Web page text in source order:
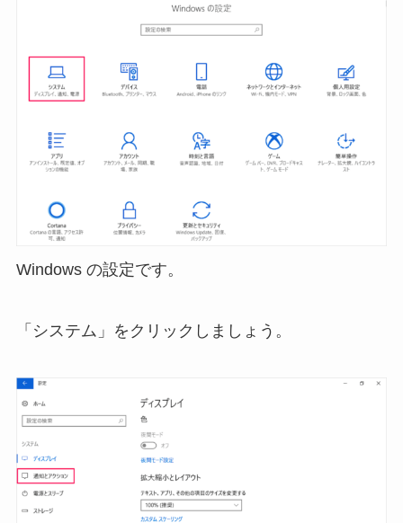
Windows の設定です。
「システム」をクリックしましょう。